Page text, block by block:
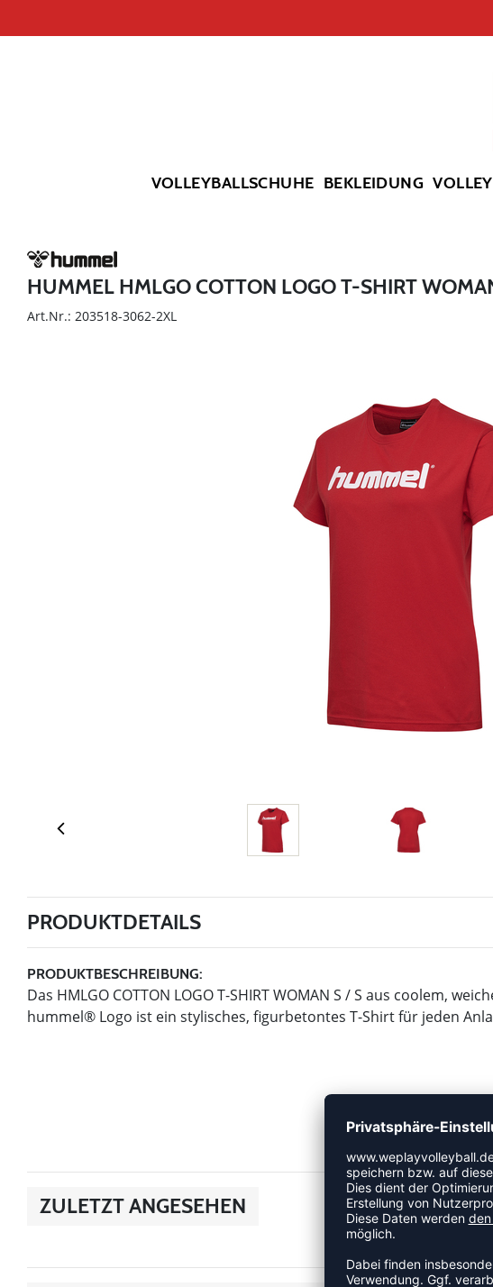
VOLLEYBALLSCHUHE BEKLEIDUNG
HUMMEL HMLGO COTTON LOGO T-SHIRT
Art.Nr.: 203518-3062-2XL
PRODUKTDETAILS
PRODUKTBESCHREIBUNG:
Das HMLGO COTTON LOGO T-SHIRT WOMAN S / S aus coolem,
hummel® Logo ist ein stylisches, figurbetontes T-Shirt für jeden
ZULETZT ANGESEHEN